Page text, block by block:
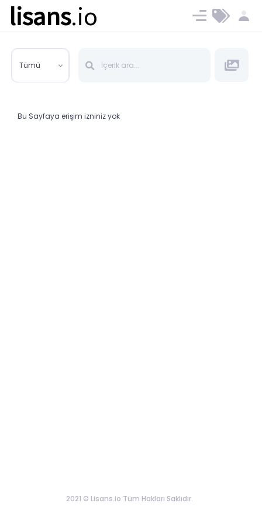
lisans.io Ücret ve Planlar
Tümü
Bu Sayfaya erişim izniniz yok
2021 © Lisans.io Tüm Hakları Saklıdır.